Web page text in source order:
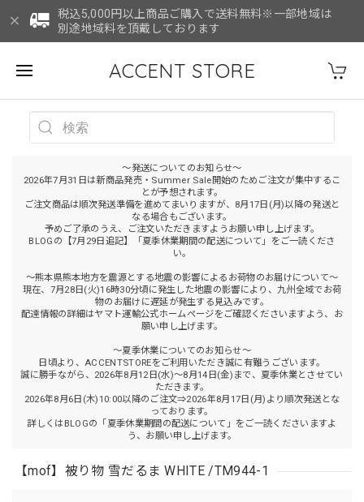
税込5,000円以上商品ご購入で送料無料※一部地域は
別途地域料を頂戴しております
ACCENT STORE
～発送についてのお知らせ～
2026年7月31日は新商品発売・Summer Sale開始のためご注文が集中するこ
とが予想されます。
ご注文商品は順次発送準備を進めてまいりますが、8月17日(月)以降の発送と
なる場合もございます。
予めご了承のうえ、ご注文いただきますようお願い申し上げます。
BLOGの【7月29日追記】「夏季休業期間の配送について」をご一読くださ
い。
～熊本県熊本地方を震源とする地震の影響によるお荷物のお届けについて～
現在、7月28日(火)16時30分頃に発生した地震の影響により、九州全域でお荷
物のお届けに遅延が発生する見込みです。
配達情報の詳細はヤマト運輸公式ホームページをご確認くださいますよう、お
願い申し上げます。
～夏季休業についてのお知らせ～
日頃より、ACCENTSTOREをご利用いただき誠に有難うございます。
誠に勝手ながら、2026年8月12日(水)～8月14日(金)まで、夏季休業とさせてい
ただきます。
2026年8月6日(木)10:00以降のご注文⇒2026年8月17日(月)より順次発送とな
っております。
詳しくはBLOGの「夏季休業期間の配送について」をご一読くださいますよ
う、お願い申し上げます。
【mof】被り物 雪だるま WHITE /TM944-1